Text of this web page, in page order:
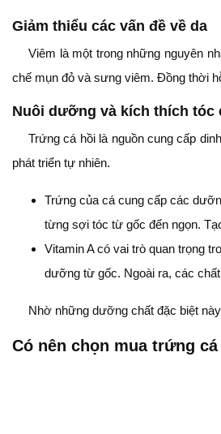
Giảm thiểu các vấn đề về da
Viêm là một trong những nguyên
chế mụn đỏ và sưng viêm. Đồng thời
Nuôi dưỡng và kích thích tóc
Trứng cá hồi là nguồn cung cấp
phát triển tự nhiên.
Trứng của cá cung cấp các
từng sợi tóc từ gốc đến ngọn.
Vitamin A có vai trò quan trọng
dưỡng từ gốc. Ngoài ra, các
Nhờ những dưỡng chất đặc biệt
Có nên chọn mua trứng